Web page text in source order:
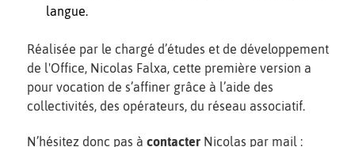
langue.
Réalisée par le chargé d’études et de développement
de l'Office, Nicolas Falxa, cette première version a
pour vocation de s’affiner grâce à l’aide des
collectivités, des opérateurs, du réseau associatif.
N’hésitez donc pas à contacter Nicolas par mail :